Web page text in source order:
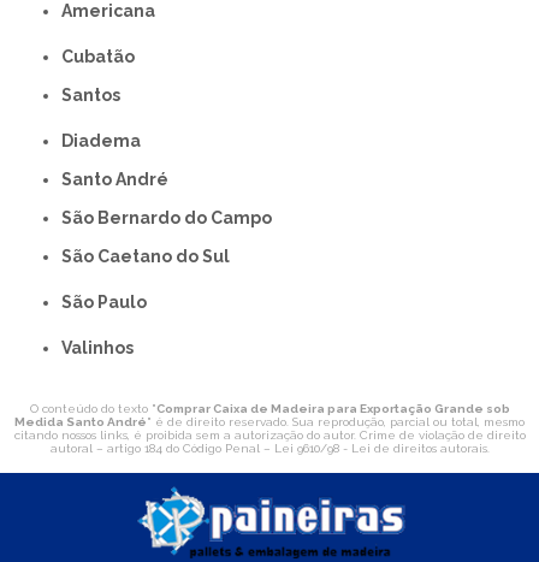
americana
Cubatão
Santos
Diadema
Santo André
São Bernardo do Campo
São Caetano do Sul
São Paulo
Valinhos
O conteúdo do texto "Comprar Caixa de Madeira para Exportação Grande sob
Medida Santo André" é de direito reservado. Sua reprodução, parcial ou total, mesmo
citando nossos links, é proibida sem a autorização do autor. Crime de violação de direito
autoral – artigo 184 do Código Penal – Lei 9610/98 - Lei de direitos autorais.